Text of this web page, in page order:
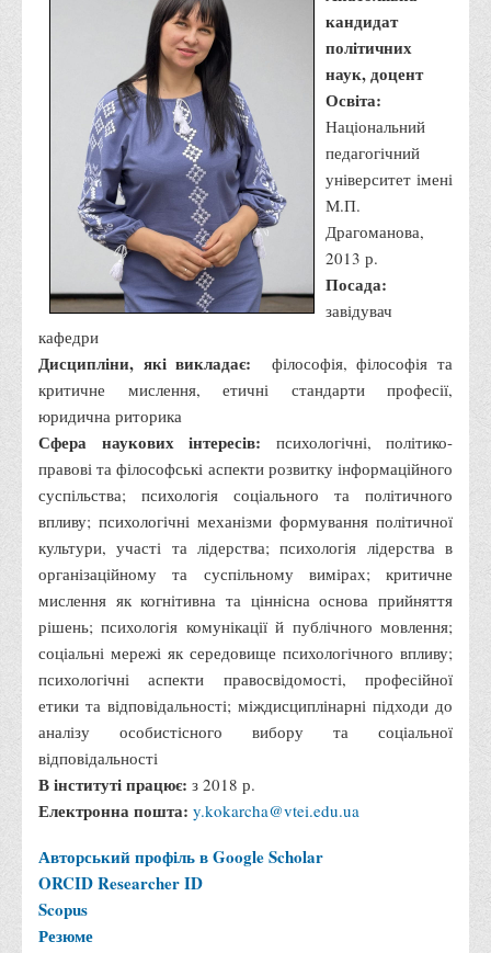
Публічна інформація
Заходи запобігання протиправним діям
Антикорупційні заходи
Протидія тероризму та насиллю
Як розпізнати глорифікацію збройної агресії РФ проти
України та протистояти їй?
Правила безпеки під час війни
Соціальна реклама
Правила поведінки у разі виявлення вибухонебезпечних
предметів
Протидія торгівлі людьми
Дії населення в умовах надзвичайних ситуацій воєнного
характеру
Правила безпечної поведінки учасників освітнього процесу в
умовах війни
Що можна і не можна знімати, показувати під час війни
Контакти державних та громадських організацій, які
допомагають тим, хто пережили сексуальне насильство,
пов'язане з конфліктом та їх родинам у Вінницькій області
10 точних фактів про наркотики. З’ясуй правду про
наркотики. Врятуй чиєсь життя
Контакти
3D тур
Екскурсія до ВТЕІ
SEL
Репозиторій
Структура
кандидат
політичних
наук, доцент
Освіта:
Національний
педагогічний
університет імені
М.П.
Драгоманова,
2013 р.
Посада:
завідувач
кафедри
Дисципліни, які викладає:
філософія, філософія та
критичне мислення, етичні стандарти професії,
юридична риторика
Сфера наукових інтересів: психологічні, політико-
правові та філософські аспекти розвитку інформаційного
суспільства; психологія соціального та політичного
впливу; психологічні механізми формування політичної
культури, участі та лідерства; психологія лідерства в
організаційному та суспільному вимірах; критичне
мислення як когнітивна та ціннісна основа прийняття
рішень; психологія комунікації й публічного мовлення;
соціальні мережі як середовище психологічного впливу;
психологічні аспекти правосвідомості, професійної
етики та відповідальності; міждисциплінарні підходи до
аналізу особистісного вибору та соціальної
відповідальності
В інституті працює: з 2018 р.
Електронна пошта: y.kokarcha@vtei.edu.ua
Авторський профіль в Google Scholar
ORCIDResearcher ID
Scopus
Резюме